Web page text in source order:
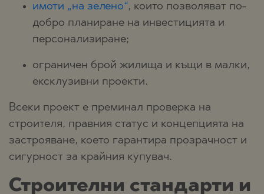
имоти „на зелено“, които позволяват по-
добро планиране на инвестицията и
персонализиране;
ограничен брой жилища и къщи в малки,
ексклузивни проекти.
Всеки проект е преминал проверка на
строителя, правния статус и концепцията на
застрояване, което гарантира прозрачност и
сигурност за крайния купувач.
Строителни стандарти и